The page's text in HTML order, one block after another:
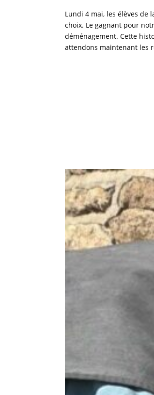
Lundi 4 mai, les élèves de
choix. Le gagnant pour
déménagement. Cette
attendons maintenant les